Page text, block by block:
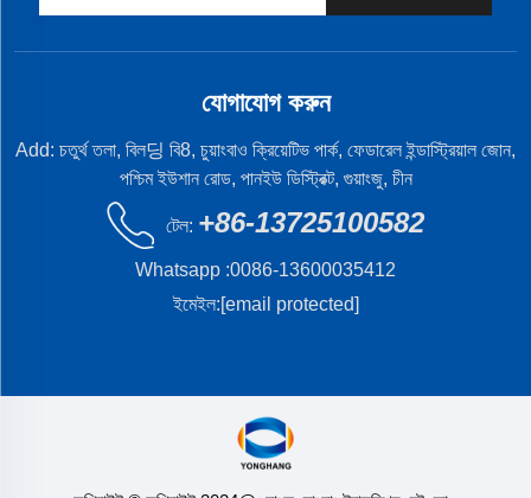
যোগাযোগ করুন
Add: চতুর্থ তলা, বিল딩 বি8, চুয়াংবাও ক্রিয়েটিভ পার্ক, ফেডারেল ইন্ডাস্ট্রিয়াল জোন,
পশ্চিম ইউশান রোড, পানইউ ডিস্ট্রিক্ট, গুয়াংজু, চীন
টেল: +86-13725100582
Whatsapp :0086-13600035412
ইমেইল:[email protected]